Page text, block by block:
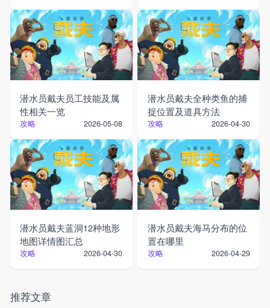
潜水员戴夫员工技能及属
性相关一览
攻略 2026-05-08
潜水员戴夫全种类鱼的捕
捉位置及道具方法
攻略 2026-04-30
潜水员戴夫蓝洞12种地形
地图详情图汇总
攻略 2026-04-30
潜水员戴夫海马分布的位
置在哪里
攻略 2026-04-29
推荐文章